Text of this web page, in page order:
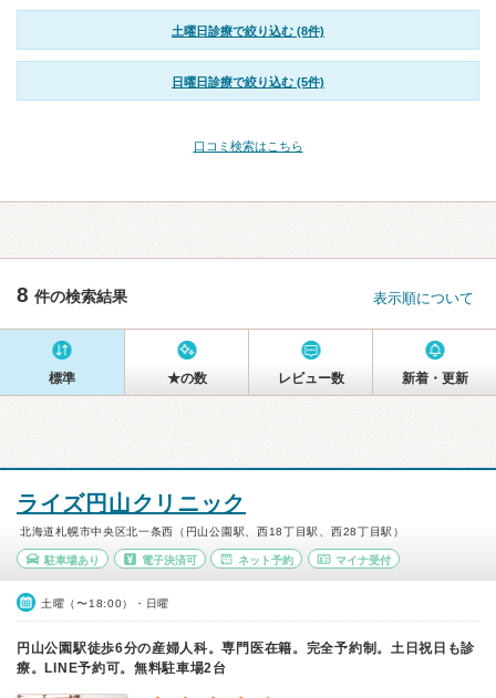
土曜日診療で絞り込む (8件)
日曜日診療で絞り込む (5件)
口コミ検索はこちら
8 件の検索結果 表示順について
標準 ★の数 レビュー数 新着・更新
ライズ円山クリニック
北海道札幌市中央区北一条西（円山公園駅、西18丁目駅、西28丁目駅）
駐車場あり 電子決済可 ネット予約 マイナ受付
土曜（〜18:00）・日曜
円山公園駅徒歩6分の産婦人科。専門医在籍。完全予約制。土日祝日も診
療。LINE予約可。無料駐車場2台